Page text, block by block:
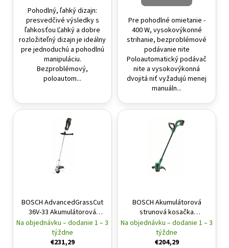
Pohodlný, ľahký dizajn:
presvedčivé výsledky s
ľahkosťou Ľahký a dobre
rozložiteľný dizajn je ideálny
pre jednoduchú a pohodlnú
manipuláciu.
Bezproblémový,
poloautom...
Pre pohodlné omietanie -
400 W, vysokovýkonné
strihanie, bezproblémové
podávanie nite
Poloautomatický podávač
nite a vysokovýkonná
dvojitá niť vyžadujú menej
manuáln...
BOSCH AdvancedGrassCut
36V-33 Akumulátorová
strunová kosačka (bez
akumulátora a nabíjačky)
Na objednávku – dodanie 1 – 3
týždne
€231,29
BOSCH Akumulátorová
strunová kosačka
EasyGrassCut 18V-26 (2 x
2,0 Ah + nabíjačka)
Na objednávku – dodanie 1 – 3
týždne
€204,29